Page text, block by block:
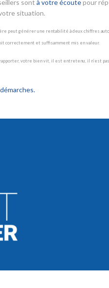
sont à votre écoutepour
situation.
peut générer une rentabilité à deux chiffres
correctement et suffisamment mis en valeur.
votre bien vit, il est entretenu, il n’est